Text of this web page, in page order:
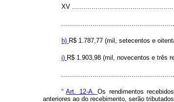
XV
h) R$ 1.787,77 (mil, setecentos e
i) R$ 1.903,98 (mil, novecentos e três
“Art. 12-A.Os rendimentos
anteriores ao do recebimento, serão